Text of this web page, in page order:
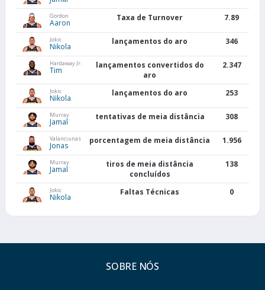
Gordon
Aaron
Taxa de Turnover 7.89
Jokic
Nikola
lançamentos do aro 346
Hardaway Jr.
Tim
lançamentos convertidos do
aro
2.347
Jokic
Nikola
lançamentos do aro 253
Murray
Jamal
tentativas de meia distância 308
Valanciunas
Jonas
porcentagem de meia distância 1.956
Murray
Jamal
tiros de meia distância
concluídos
138
Jokic
Nikola
Faltas Técnicas 0
SOBRE NÓS